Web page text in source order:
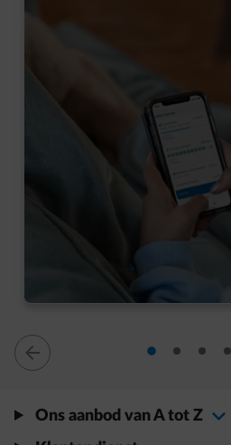
Gezien in Blind Gekocht: 4
dia 1
dia 1 van 5
Ons aanbod van A tot Z